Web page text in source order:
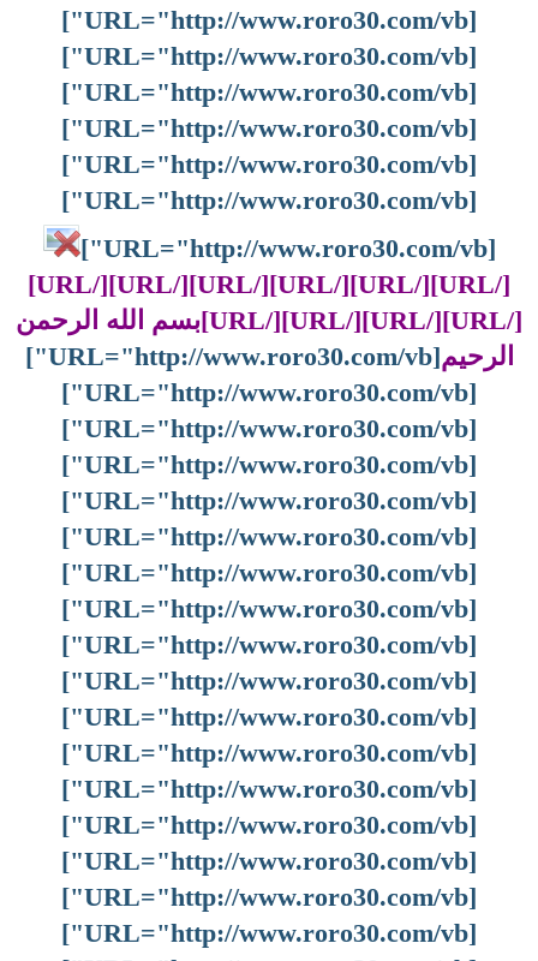
[URL="http://www.roro30.com/vb"]
[URL="http://www.roro30.com/vb"]
[URL="http://www.roro30.com/vb"]
[URL="http://www.roro30.com/vb"]
[URL="http://www.roro30.com/vb"]
[URL="http://www.roro30.com/vb"]
[URL="http://www.roro30.com/vb"]
[/URL][/URL][/URL][/URL][/URL][/URL]
[/URL][/URL][/URL][/URL]بسم الله الرحمن
الرحيم
[URL="http://www.roro30.com/vb"]
[URL="http://www.roro30.com/vb"]
[URL="http://www.roro30.com/vb"]
[URL="http://www.roro30.com/vb"]
[URL="http://www.roro30.com/vb"]
[URL="http://www.roro30.com/vb"]
[URL="http://www.roro30.com/vb"]
[URL="http://www.roro30.com/vb"]
[URL="http://www.roro30.com/vb"]
[URL="http://www.roro30.com/vb"]
[URL="http://www.roro30.com/vb"]
[URL="http://www.roro30.com/vb"]
[URL="http://www.roro30.com/vb"]
[URL="http://www.roro30.com/vb"]
[URL="http://www.roro30.com/vb"]
[URL="http://www.roro30.com/vb"]
[URL="http://www.roro30.com/vb"]